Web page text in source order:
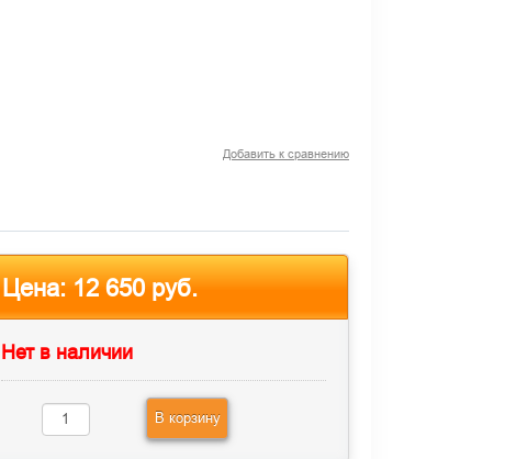
Добавить к сравнению
Цена:12 650 руб.
Нет в наличии
В корзину